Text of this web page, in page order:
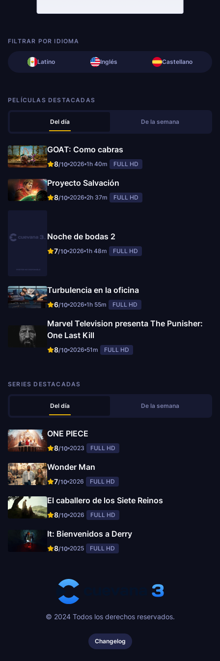
FILTRAR POR IDIOMA
Latino Inglés Castellano
PELÍCULAS DESTACADAS
Del día De la semana
GOAT: Como cabras
8/10 2026 1h 40m FULL HD
Proyecto Salvación
8/10 2026 2h 37m FULL HD
Noche de bodas 2
7/10 2026 1h 48m FULL HD
Turbulencia en la oficina
6/10 2026 1h 55m FULL HD
Marvel Television presenta The Punisher:
One Last Kill
8/10 2026 51m FULL HD
SERIES DESTACADAS
Del día De la semana
ONE PIECE
8/10 2023 FULL HD
Wonder Man
7/10 2026 FULL HD
El caballero de los Siete Reinos
8/10 2026 FULL HD
It: Bienvenidos a Derry
8/10 2025 FULL HD
© 2024 Todos los derechos reservados.
Changelog